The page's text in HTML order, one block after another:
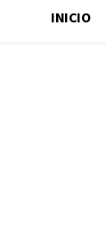
INICIO